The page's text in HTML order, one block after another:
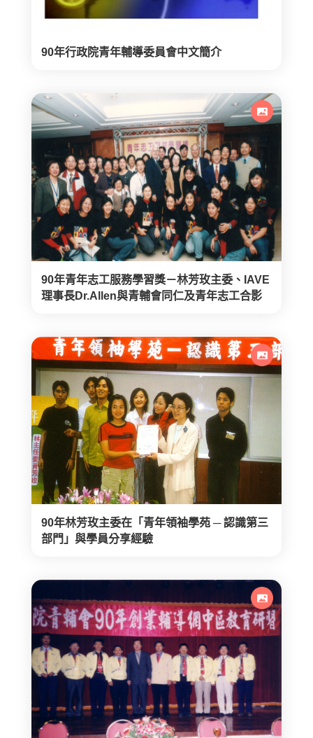
90年行政院青年輔導委員會中文簡介
90年青年志工服務學習獎－林芳玫主委、IAVE
理事長Dr.Allen與青輔會同仁及青年志工合影
90年林芳玫主委在「青年領袖學苑 ─ 認識第三
部門」與學員分享經驗